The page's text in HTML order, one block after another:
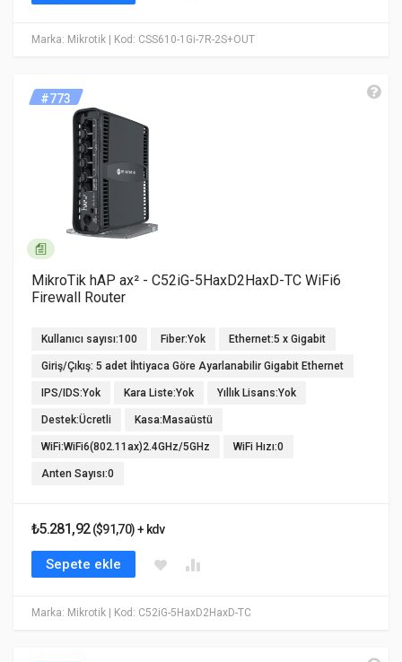
Marka: Mikrotik | Kod: CSS610-1Gi-7R-2S+OUT
Marka: Mikrotik | Kod: C52iG-5HaxD2HaxD-TC
#773
MikroTik hAP ax² - C52iG-5HaxD2HaxD-TC WiFi6
Firewall Router
Kullanıcı sayısı:100 Fiber:Yok Ethernet:5 x Gigabit
Giriş/Çıkış: 5 adet İhtiyaca Göre Ayarlanabilir Gigabit Ethernet
IPS/IDS:Yok Kara Liste:Yok Yıllık Lisans:Yok
Destek:Ücretli Kasa:Masaüstü
WiFi:WiFi6(802.11ax)2.4GHz/5GHz WiFi Hızı:0
Anten Sayısı:0
₺5.281,92($91,70) + kdv
Sepete ekle